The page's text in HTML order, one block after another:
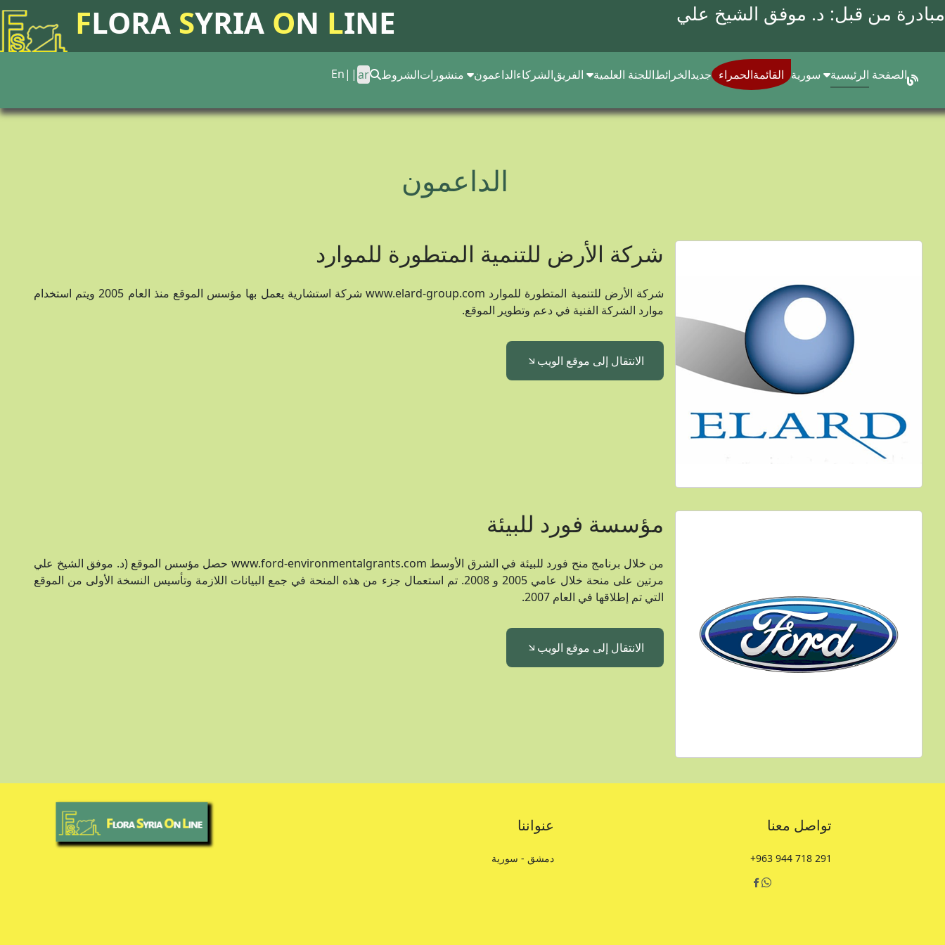
FLORA SYRIA ON LINE مبادرة من قبل: د. موفق الشيخ علي
الصفحة الرئيسية القائمةالحمراء جديدالخرائطاللجنة العلمية الشركاءالداعمون الشروط En|| ar
الداعمون
شركة الأرض للتنمية المتطورة للموارد
شركة الأرض للتنمية المتطورة للموارد www.elard-group.com شركة استشارية يعمل بها مؤسس الموقع منذ العام 2005 ويتم استخدام
موارد الشركة الفنية في دعم وتطوير الموقع.
الانتقال إلى موقع الويب
مؤسسة فورد للبيئة
من خلال برنامج منح فورد للبيئة في الشرق الأوسط www.ford-environmentalgrants.com حصل مؤسس الموقع (د. موفق الشيخ علي
مرتين على منحة خلال عامي 2005 و 2008. تم استعمال جزء من هذه المنحة في جمع البيانات اللازمة وتأسيس النسخة الأولى من الموقع
التي تم إطلاقها في العام 2007.
الانتقال إلى موقع الويب
عنواننا
دمشق - سورية
تواصل معنا
+963 944 718 291